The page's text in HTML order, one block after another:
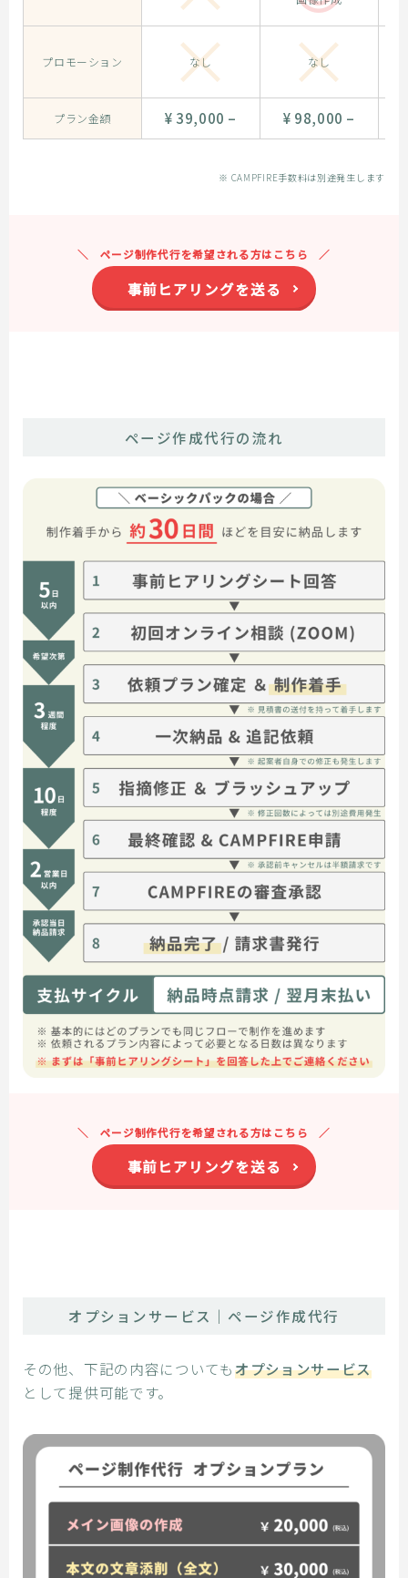
プロモーション なし なし
プラン金額 ¥ 39,000 – ¥ 98,000 –
※ CAMPFIRE手数料は別途発生します
ページ制作代行を希望される方はこちら
事前ヒアリングを送る
ページ作成代行の流れ
ページ制作代行を希望される方はこちら
事前ヒアリングを送る
オプションサービス｜ページ作成代行
その他、下記の内容についてもオプションサービス
として提供可能です。
公式LINEで無料相談する